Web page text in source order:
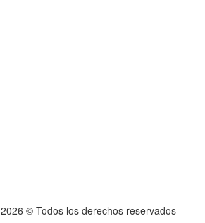
2026 © Todos los derechos reservados